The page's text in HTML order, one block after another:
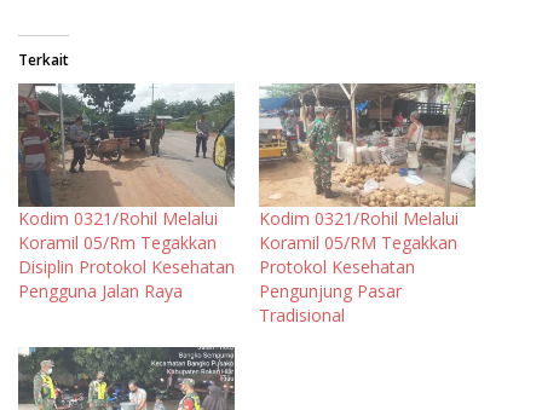
Terkait
Kodim 0321/Rohil Melalui
Koramil 05/Rm Tegakkan
Disiplin Protokol Kesehatan
Pengguna Jalan Raya
Kodim 0321/Rohil Melalui
Koramil 05/RM Tegakkan
Protokol Kesehatan
Pengunjung Pasar
Tradisional